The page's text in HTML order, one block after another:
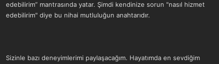
edebilirim” mantrasında yatar. Şimdi kendinize sorun "nasıl hizmet
edebilirim" diye bu nihai mutluluğun anahtarıdır.
Sizinle bazı deneyimlerimi paylaşacağım. Hayatımda en sevdiğim